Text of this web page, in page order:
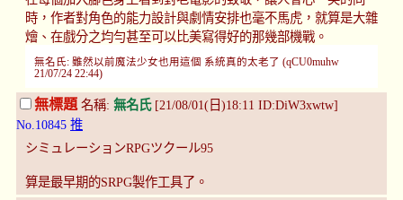
時，作者對角色的能力設計與劇情安排也毫不馬虎，就算是大雜
燴、在戲分之均勻甚至可以比美寫得好的那幾部機戰。
無名氏: 雖然以前魔法少女也用這個 系統真的太老了 (qCU0muhw
21/07/24 22:44)
無標題 名稱: 無名氏[21/08/01(日)18:11 ID:DiW3xwtw]
No.10845 推
シミュレーションRPGツクール95
算是最早期的SRPG製作工具了。